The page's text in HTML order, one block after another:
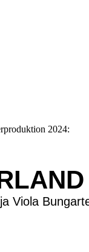
2024:
Viola